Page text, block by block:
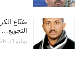
صُنّاع
التجويع…
يوليو 21, 2026